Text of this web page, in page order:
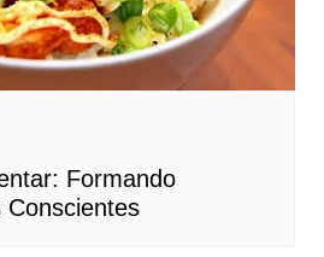
Formando
Conscientes